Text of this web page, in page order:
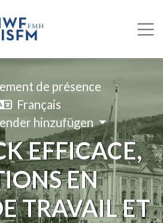
de présence
Français
hinzufügen
EFFICACE,
EN
TRAVAIL ET